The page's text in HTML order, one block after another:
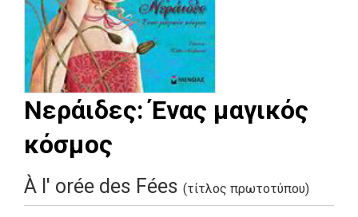
Νεράιδες: Ένας μαγικός
κόσμος
À l' orée des Fées (τίτλος πρωτοτύπου)